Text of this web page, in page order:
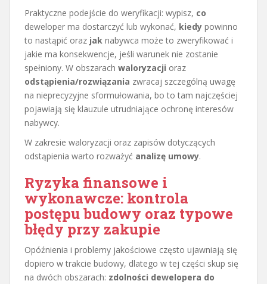
Praktyczne podejście do weryfikacji: wypisz, co
deweloper ma dostarczyć lub wykonać, kiedy powinno
to nastąpić oraz jak nabywca może to zweryfikować i
jakie ma konsekwencje, jeśli warunek nie zostanie
spełniony. W obszarach waloryzacji oraz
odstąpienia/rozwiązania zwracaj szczególną uwagę
na nieprecyzyjne sformułowania, bo to tam najczęściej
pojawiają się klauzule utrudniające ochronę interesów
nabywcy.
W zakresie waloryzacji oraz zapisów dotyczących
odstąpienia warto rozważyć analizę umowy.
Ryzyka finansowe i
wykonawcze: kontrola
postępu budowy oraz typowe
błędy przy zakupie
Opóźnienia i problemy jakościowe często ujawniają się
dopiero w trakcie budowy, dlatego w tej części skup się
na dwóch obszarach: zdolności dewelopera do